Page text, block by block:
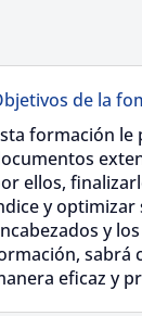
de la
formación
ellos,
y optimizar
y
sabrá
eficaz y